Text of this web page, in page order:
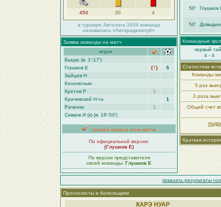
450 30 4
в турнире Автолига 2004 команда
называлась «Авторадиоклуб»
Заявка команды на матч
игрок
Быцко (в: 1′-17′)
Глушков Е
{7}
5
Зайцев Н
Конопелько
Кретов Р
1
Кричевский Н-та
1
Раченко
1
Сивков И (к) (в: 18′-50′)
- лучший игрок в этом матче
По официальной версии:
{Глушков Е}
По версии представителя
своей команды: Глушков Е
50′ Глушков
50′
Командные
первый
4 - 4
Статистика
Команды
5 раз
3 раза
Общий счет
Краткая
показать результаты
Прогнозисты и болельщики
КАРЭ НУАР